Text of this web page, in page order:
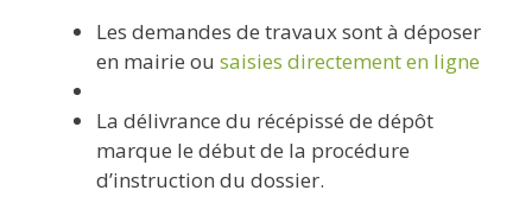
Les demandes de travaux sont à déposer
en mairie ou saisies directement en ligne
La délivrance du récépissé de dépôt
marque le début de la procédure
d’instruction du dossier.